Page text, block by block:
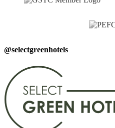
@selectgreenhotels